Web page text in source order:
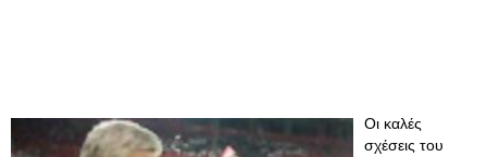
Οι καλές
σχέσεις του